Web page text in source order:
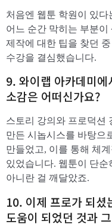
처음엔 웹툰 학원이 있다
어느 순간 막히는 부분
제작에 대한 팁을 찾던
수강을 결심했습니다.
​9. 와이랩 아카데미
소감은 어떠신가요?
스토리 강의와 프로덕션
만든 시놉시스를 바탕으
만들었고, 이를 통해 체
있었습니다. 웹툰이 단순
아니란 걸 깨달았죠.
​10. 이제 프로가 되셨
도움이 되었던 것과